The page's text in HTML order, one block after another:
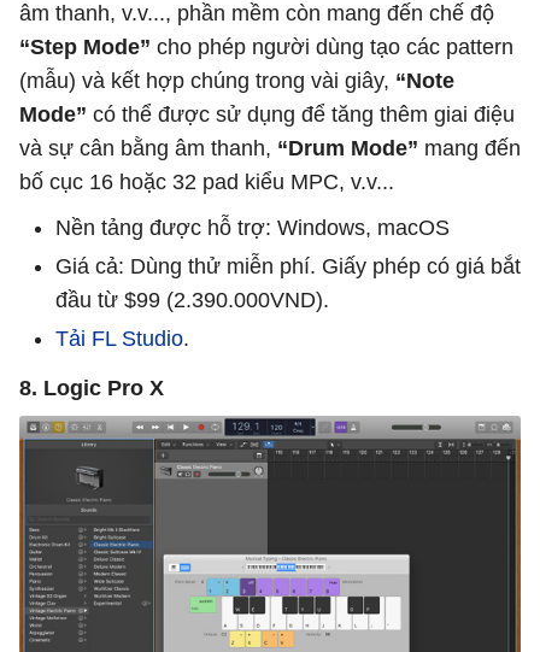
âm thanh, v.v..., phần mềm còn mang đến chế độ
“Step Mode” cho phép người dùng tạo các pattern
(mẫu) và kết hợp chúng trong vài giây, “Note
Mode” có thể được sử dụng để tăng thêm giai điệu
và sự cân bằng âm thanh, “Drum Mode” mang đến
bố cục 16 hoặc 32 pad kiểu MPC, v.v...
Nền tảng được hỗ trợ: Windows, macOS
Giá cả: Dùng thử miễn phí. Giấy phép có giá bắt
đầu từ $99 (2.390.000VND).
Tải FL Studio.
8. Logic Pro X